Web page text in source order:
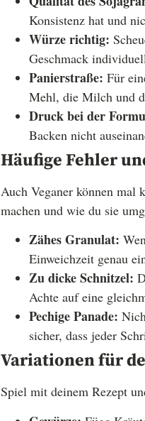
Konsistenz hat und
Würze richtig:
Geschmack
Panierstraße: Für
Mehl, die Milch und
Druck bei der
Backen nicht
Häufige Fehler
Auch Veganer können mal
machen und wie du sie
Zähes Granulat:
Einweichzeit genau
Zu dicke Schnitzel:
Achte auf eine
Pechige Panade:
sicher, dass jeder
Variationen für
Spiel mit deinem Rezept